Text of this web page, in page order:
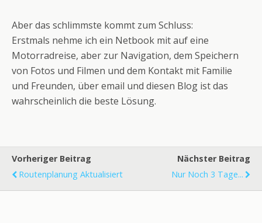
Aber das schlimmste kommt zum Schluss:
Erstmals nehme ich ein Netbook mit auf eine
Motorradreise, aber zur Navigation, dem Speichern
von Fotos und Filmen und dem Kontakt mit Familie
und Freunden, über email und diesen Blog ist das
wahrscheinlich die beste Lösung.
Vorheriger Beitrag
Routenplanung Aktualisiert
Nächster Beitrag
Nur Noch 3 Tage...